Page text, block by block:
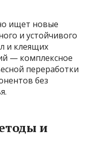
ищет новые
и устойчивого
и клеящих
— комплексное
переработки
без
и